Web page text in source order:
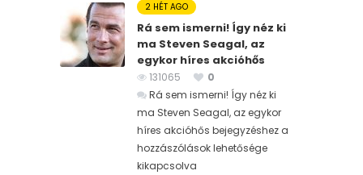
2 HÉT AGO
Rá sem ismerni! Így néz ki
ma Steven Seagal, az
egykor híres akcióhős
131065
0
Rá sem ismerni! Így néz ki
ma Steven Seagal, az egykor
híres akcióhős bejegyzéshez a
hozzászólások lehetősége
kikapcsolva